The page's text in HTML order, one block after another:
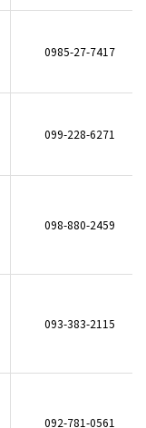
0985-27-7417
099-228-6271
098-880-2459
093-383-2115
092-781-0561